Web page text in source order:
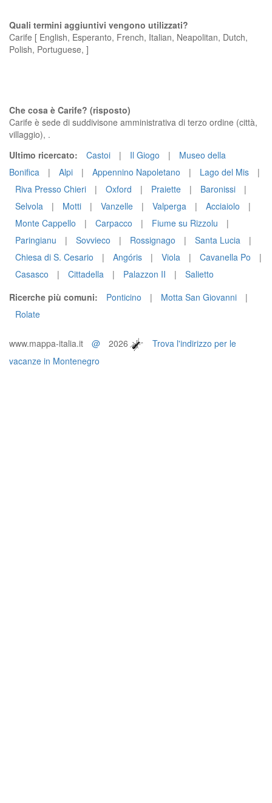
Quali termini aggiuntivi vengono utilizzati?
Carife [ English, Esperanto, French, Italian, Neapolitan, Dutch,
Polish, Portuguese, ]
Che cosa è Carife? (risposto)
Carife è sede di suddivisone amministrativa di terzo ordine (città,
villaggio), .
Ultimo ricercato:
Castoi | Il Giogo |
Museo della
Bonifica
| Alpi | Appennino Napoletano | Lago del Mis
|
Riva Presso Chieri
| Oxford | Praiette | Baronissi
|
Selvola
| Motti | Vanzelle | Valperga | Acciaiolo
|
Monte Cappello
| Carpacco | Fiume su Rizzolu
|
Paringianu
| Sovvieco | Rossignago | Santa Lucia
|
Chiesa di S. Cesario
| Angóris | Viola | Cavanella Po
|
Casasco
| Cittadella | Palazzon II |
Salietto
Ricerche più comuni:
Ponticino | Motta San Giovanni
|
Rolate
www.mappa-italia.it @ 2026
Trova l'indirizzo per le
vacanze in Montenegro